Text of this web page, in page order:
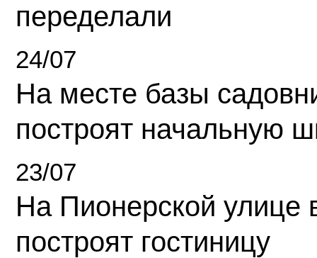
переделали
24/07
На месте базы
построят начальную
23/07
На Пионерской улице
построят гостиницу